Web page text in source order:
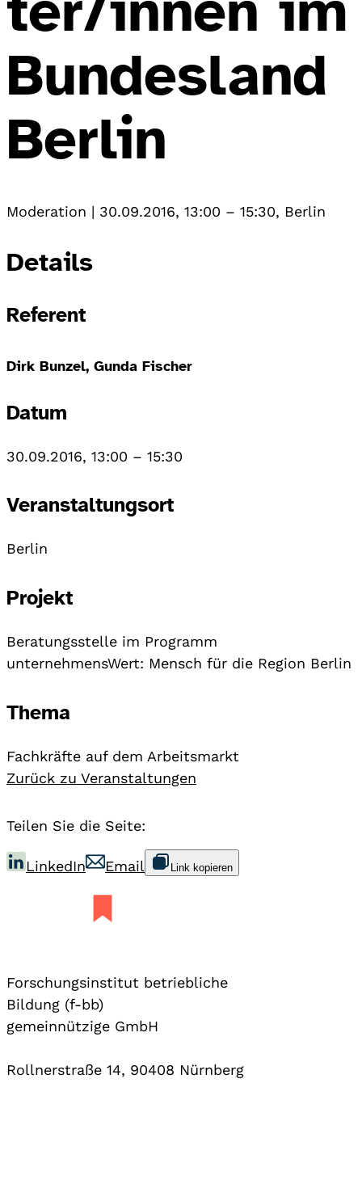
Bundesland
Berlin
Moderation | 30.09.2016, 13:00 – 15:30, Berlin
Details
Referent
Dirk Bunzel, Gunda Fischer
Datum
30.09.2016, 13:00 – 15:30
Veranstaltungsort
Berlin
Projekt
Beratungsstelle im Programm
unternehmensWert: Mensch für die Region Berlin
Thema
Fachkräfte auf dem Arbeitsmarkt
Zurück zu Veranstaltungen
Teilen Sie die Seite:
LinkedIn Email Link kopieren
Forschungsinstitut betriebliche
Bildung (f-bb)
gemeinnützige GmbH
Rollnerstraße 14, 90408 Nürnberg